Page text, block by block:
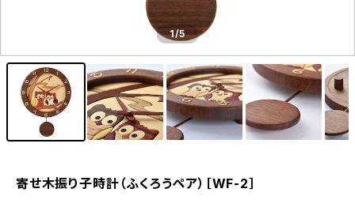
1/5
寄せ木振り子時計（ふくろうペア）［WF-2］